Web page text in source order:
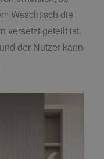
Waschtisch die
versetzt geteilt ist.
der Nutzer kann